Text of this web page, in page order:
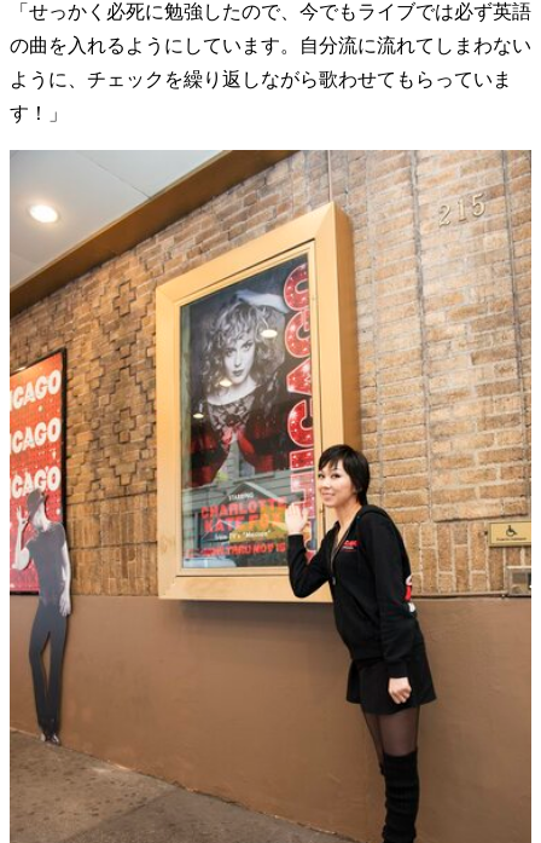
「せっかく必死に勉強したので、今でもライブでは必ず英語
の曲を入れるようにしています。自分流に流れてしまわない
ように、チェックを繰り返しながら歌わせてもらっていま
す！」